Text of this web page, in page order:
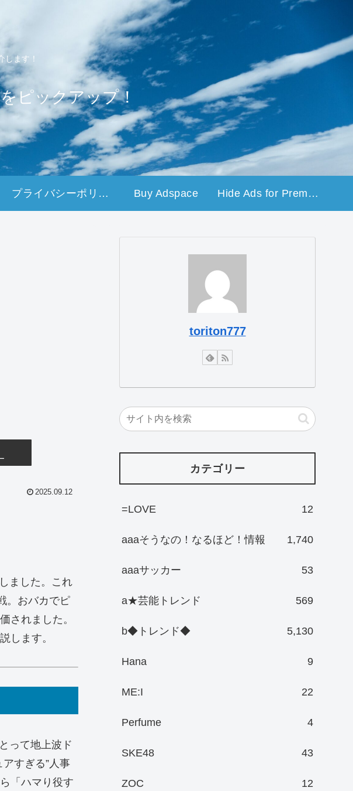
します！
ピックアップ！
プライバシーポリシー Buy Adspace Hide Ads for Premium Members
2025.09.12
ました。これ
。おバカでピ
されました。
します。
って地上波ド
すぎる”人事
「ハマり役す
toriton777
カテゴリー
=LOVE 12
aaaそうなの！なるほど！情報 1,740
aaaサッカー 53
a★芸能トレンド 569
b◆トレンド◆ 5,130
Hana 9
ME:I 22
Perfume 4
SKE48 43
ZOC 12